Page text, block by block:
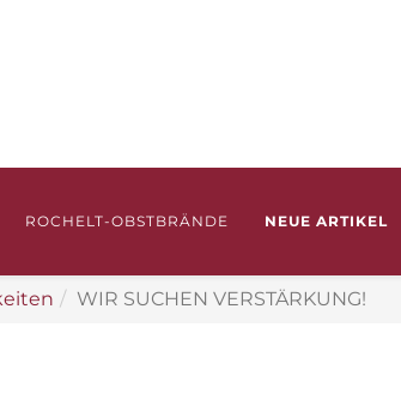
ROCHELT-OBSTBRÄNDE NEUE ARTIKEL
WIR SUCHEN VERSTÄRKUNG!